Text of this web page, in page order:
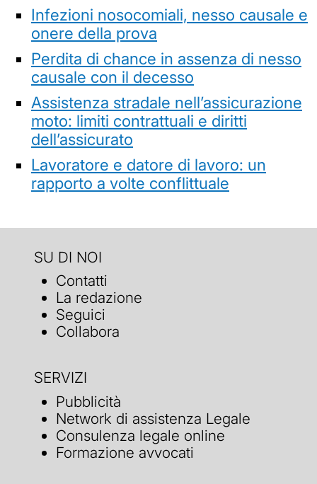
Infezioni nosocomiali, nesso causale e
onere della prova
Perdita di chance in assenza di nesso
causale con il decesso
Assistenza stradale nell’assicurazione
moto: limiti contrattuali e diritti
dell’assicurato
Lavoratore e datore di lavoro: un
rapporto a volte conflittuale
SU DI NOI
Contatti
La redazione
Seguici
Collabora
SERVIZI
Pubblicità
Network di assistenza Legale
Consulenza legale online
Formazione avvocati